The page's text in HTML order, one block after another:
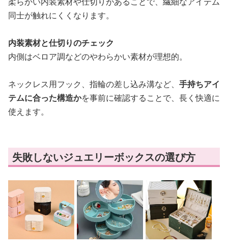
同士が触れにくくなります。
内装素材と仕切りのチェック
内側はベロア調などのやわらかい素材が理想的。
ネックレス用フック、指輪の差し込み溝など、 手持ちアイ
テムに合った構造かを事前に確認することで、長く快適に
使えます。
失敗しないジュエリーボックスの選び方